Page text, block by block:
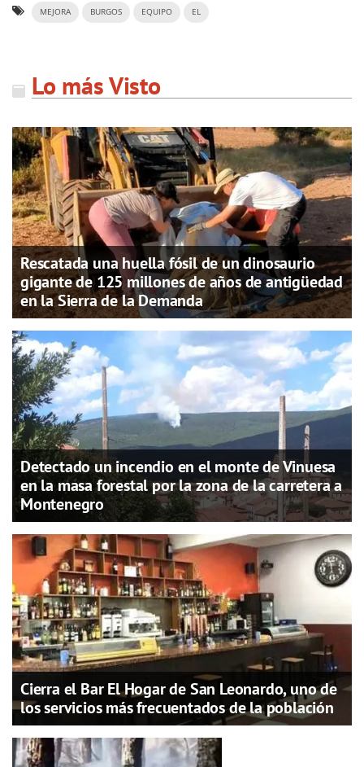
MEJORA BURGOS EQUIPO EL
Lo más Visto
Rescatada una huella fósil de un dinosaurio
gigante de 125 millones de años de antigüedad
en la Sierra de la Demanda
Detectado un incendio en el monte de Vinuesa
en la masa forestal por la zona de la carretera a
Montenegro
Cierra el Bar El Hogar de San Leonardo, uno de
los servicios más frecuentados de la población